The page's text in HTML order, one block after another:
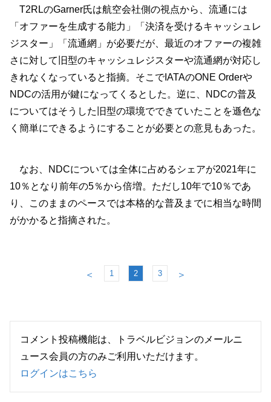
T2RLのGarner氏は航空会社側の視点から、流通には
「オファーを生成する能力」「決済を受けるキャッシュレ
ジスター」「流通網」が必要だが、最近のオファーの複雑
さに対して旧型のキャッシュレジスターや流通網が対応し
きれなくなっていると指摘。そこでIATAのONE Orderや
NDCの活用が鍵になってくるとした。逆に、NDCの普及
についてはそうした旧型の環境でできていたことを遜色な
く簡単にできるようにすることが必要との意見もあった。
なお、NDCについては全体に占めるシェアが2021年に
10％となり前年の5％から倍増。ただし10年で10％であ
り、このままのペースでは本格的な普及までに相当な時間
がかかると指摘された。
＜ 1 2 3 ＞
コメント投稿機能は、トラベルビジョンのメールニ
ュース会員の方のみご利用いただけます。
ログインはこちら